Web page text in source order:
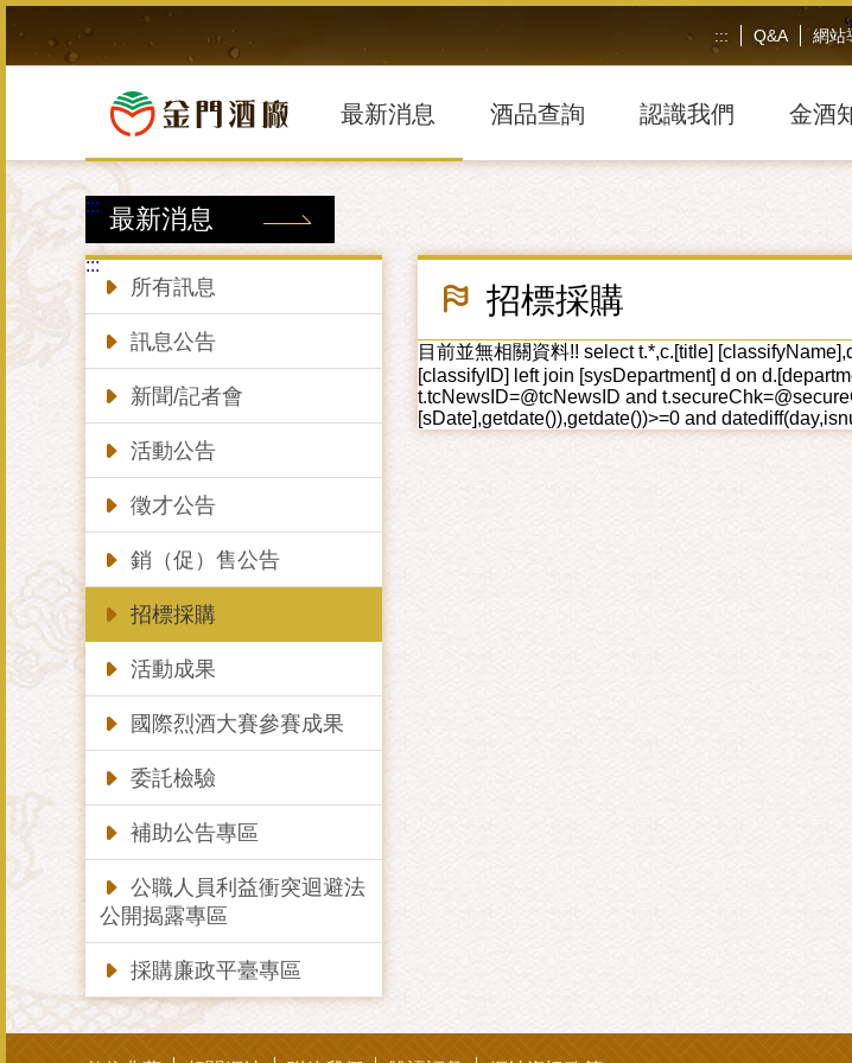
到
塊
::: Q&A 網站
最新消息 酒品查詢 認識我們 金酒
:::
:::
最新消息
所有訊息
訊息公告
新聞/記者會
活動公告
徵才公告
銷（促）售公告
招標採購
活動成果
國際烈酒大賽參賽成果
委託檢驗
補助公告專區
公職人員利益衝突迴避法
公開揭露專區
採購廉政平臺專區
招標採購
目前並無相關資料!! select t.*,c.[title]
[classifyID] left join [sysDepartment] d on
t.tcNewsID=@tcNewsID and
[sDate],getdate()),getdate())>=0 and